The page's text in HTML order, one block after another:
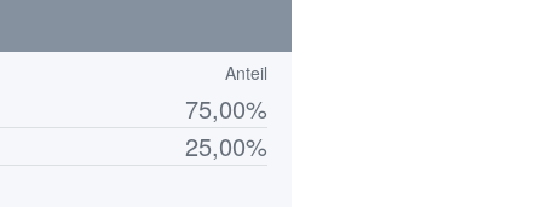
Anteil
75,00%
25,00%